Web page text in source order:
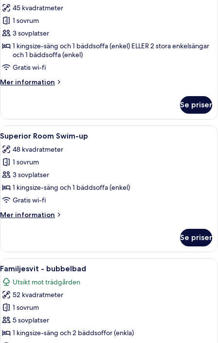
för
Superior-
rum
-
havsutsikt
45 kvadratmeter
1 sovrum
3 sovplatser
1 kingsize-säng och 1 bäddsoffa (enkel) ELLER 2 stora enkelsängar
och 1 bäddsoffa (enkel)
Gratis wi-fi
Mer information
Mer
rum
havsutsikt
Se priser
Öppna
alla
foton
för
Superior
Room
Swim-
Ett modernt hotellrum med en stor
5
Superior Room Swim-up
48 kvadratmeter
1 sovrum
3 sovplatser
1 kingsize-säng och 1 bäddsoffa (enkel)
Gratis wi-fi
Mer information
Mer
Room
Swim-
up
Se priser
Öppna
alla
foton
för
Familjesvit
-
bubbelbad
En rymlig balkong med ett
5
Familjesvit - bubbelbad
Utsikt mot trädgården
52 kvadratmeter
1 sovrum
5 sovplatser
1 kingsize-säng och 2 bäddsoffor (enkla)